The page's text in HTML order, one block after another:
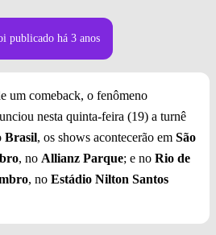
publicado há 3 anos
um comeback, o fenômeno
nesta quinta-feira (19) a turnê
Brasil, os shows acontecerão em São
, no Allianz Parque; e no Rio de
, no Estádio Nilton Santos